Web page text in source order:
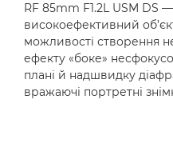
RF 85mm F1.2L USM DS
високоефективний
можливості створення
ефекту «боке»
плані й надшвидку
вражаючі портретні